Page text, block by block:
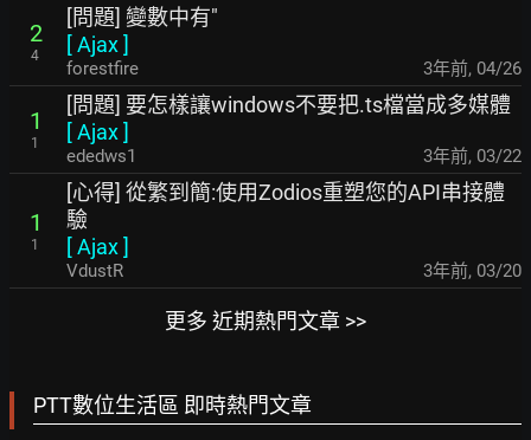
2
4
[問題] 變數中有"
[Ajax]
forestfire 3年前, 04/26
1
1
[問題] 要怎樣讓windows不要把.ts檔當成多媒體
[Ajax]
ededws1 3年前, 03/22
1
1
[心得] 從繁到簡:使用Zodios重塑您的API串接體
驗
[Ajax]
VdustR 3年前, 03/20
更多 近期熱門文章 >>
PTT數位生活區 即時熱門文章